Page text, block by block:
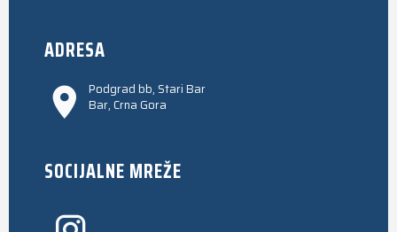
ADRESA
Podgrad bb, Stari Bar
Bar, Crna Gora
SOCIJALNE MREŽE